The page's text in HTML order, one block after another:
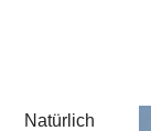
Natürlich